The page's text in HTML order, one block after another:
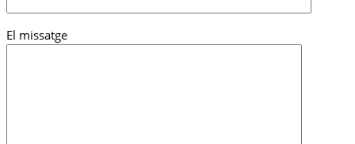
El missatge